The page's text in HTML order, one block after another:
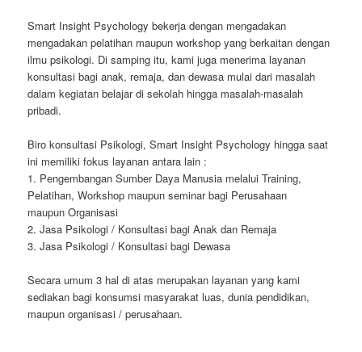
Smart Insight Psychology bekerja dengan mengadakan
mengadakan pelatihan maupun workshop yang berkaitan dengan
ilmu psikologi. Di samping itu, kami juga menerima layanan
konsultasi bagi anak, remaja, dan dewasa mulai dari masalah
dalam kegiatan belajar di sekolah hingga masalah-masalah
pribadi.
Biro konsultasi Psikologi, Smart Insight Psychology hingga saat
ini memiliki fokus layanan antara lain :
1. Pengembangan Sumber Daya Manusia melalui Training,
Pelatihan, Workshop maupun seminar bagi Perusahaan
maupun Organisasi
2. Jasa Psikologi / Konsultasi bagi Anak dan Remaja
3. Jasa Psikologi / Konsultasi bagi Dewasa
Secara umum 3 hal di atas merupakan layanan yang kami
sediakan bagi konsumsi masyarakat luas, dunia pendidikan,
maupun organisasi / perusahaan.